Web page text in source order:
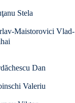
Stela
Maistorovici Vlad-
Dan
Valeriu